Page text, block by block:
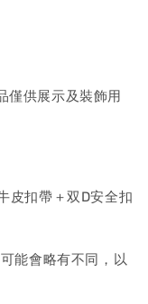
供展示及裝飾用
皮扣帶＋双D安全扣
能會略有不同，以